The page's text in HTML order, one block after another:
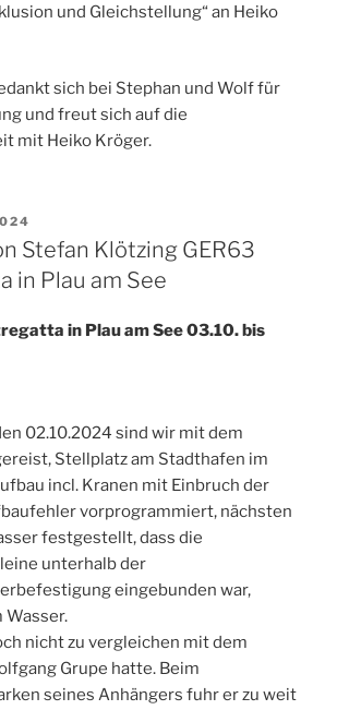
und Gleichstellung“ an Heiko
sich bei Stephan und Wolf für
und freut sich auf die
mit Heiko Kröger.
Stefan Klötzing GER63
in Plau am See
in Plau am See 03.10. bis
02.10.2024 sind wir mit dem
Stellplatz am Stadthafen im
incl. Kranen mit Einbruch der
vorprogrammiert, nächsten
festgestellt, dass die
unterhalb der
eingebunden war,
Wasser.
nicht zu vergleichen mit dem
Grupe hatte. Beim
seines Anhängers fuhr er zu weit